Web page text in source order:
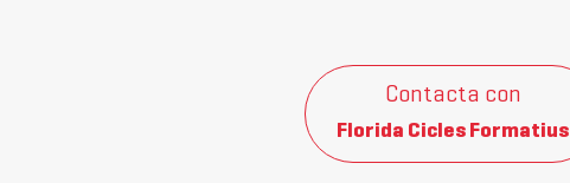
Contacta con
Florida Cicles Formatius